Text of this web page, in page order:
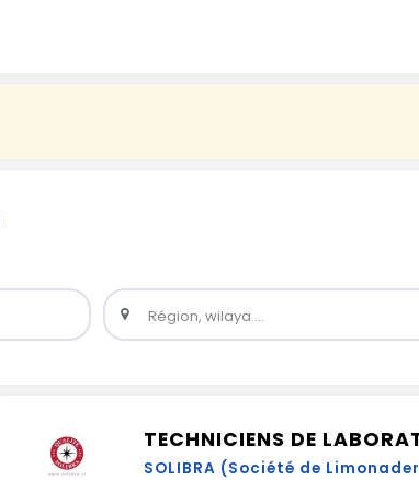
TECHNICIENS DE
SOLIBRA (Société de